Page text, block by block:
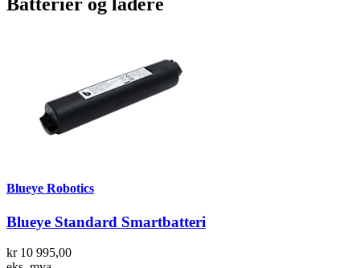
Blueye Robotics
Blueye Standard Smartbatteri
kr 10 995,00